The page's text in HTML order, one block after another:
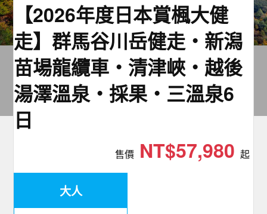
台灣
夯講座
自由行
【2026年度日本賞楓大健
走】群馬谷川岳健走‧新潟
苗場龍纜車‧清津峽‧越後
湯澤溫泉‧採果‧三溫泉6
日
售價NT$57,980 起
大人